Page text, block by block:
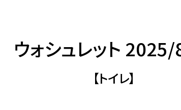
ウォシュレット
【トイレ】